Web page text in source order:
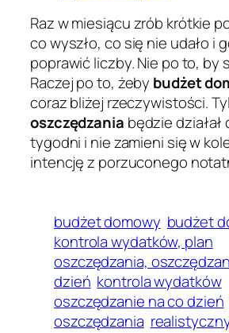
Raz w miesiącu zrób krótkie
co wyszło, co się nie udało i
poprawić liczby. Nie po to, by
Raczej po to, żeby budżet
coraz bliżej rzeczywistości.
oszczędzania będzie działał
tygodni i nie zamieni się w
intencję z porzuconego
budżet domowy budżet
kontrola wydatków, plan
oszczędzania,
dzień kontrola wydatków
oszczędzanie na co dzień
oszczędzania